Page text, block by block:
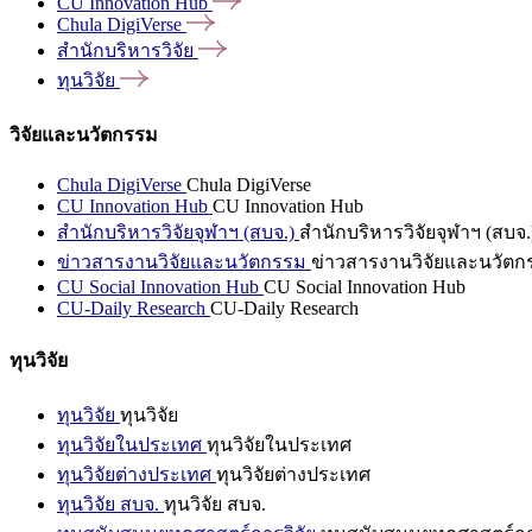
Chula DigiVerse
สำนักบริหารวิจัย
ทุนวิจัย
วิจัยและนวัตกรรม
Chula DigiVerse Chula DigiVerse
CU Innovation Hub CU Innovation Hub
สำนักบริหารวิจัยจุฬาฯ (สบจ.) สำนักบริหารวิจัยจุฬาฯ (สบจ
ข่าวสารงานวิจัยและนวัตกรรม ข่าวสารงานวิจัยและนวัตก
CU Social Innovation Hub CU Social Innovation Hub
CU-Daily Research CU-Daily Research
ทุนวิจัย
ทุนวิจัย ทุนวิจัย
ทุนวิจัยในประเทศ ทุนวิจัยในประเทศ
ทุนวิจัยต่างประเทศ ทุนวิจัยต่างประเทศ
ทุนวิจัย สบจ. ทุนวิจัย สบจ.